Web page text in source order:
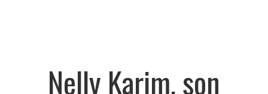
Nelly Karim, son